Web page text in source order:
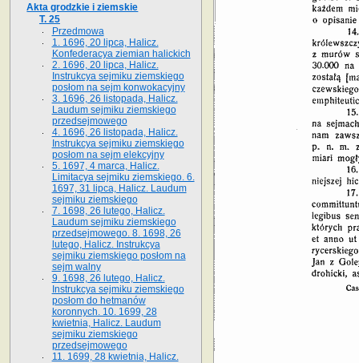
Akta grodzkie i ziemskie
T. 25
Przedmowa
1. 1696, 20 lipca, Halicz.
Konfederacya ziemian halickich
2. 1696, 20 lipca, Halicz.
Instrukcya sejmiku ziemskiego
posłom na sejm konwokacyjny
3. 1696, 26 listopada, Halicz.
Laudum sejmiku ziemskiego
przedsejmowego
4. 1696, 26 listopada, Halicz.
Instrukcya sejmiku ziemskiego
posłom na sejm elekcyjny
5. 1697, 4 marca, Halicz.
Limitacya sejmiku ziemskiego. 6.
1697, 31 lipca, Halicz. Laudum
sejmiku ziemskiego
7. 1698, 26 lutego, Halicz.
Laudum sejmiku ziemskiego
przedsejmowego. 8. 1698, 26
lutego, Halicz. Instrukcya
sejmiku ziemskiego posłom na
sejm walny
9. 1698, 26 lutego, Halicz.
Instrukcya sejmiku ziemskiego
posłom do hetmanów
koronnych. 10. 1699, 28
kwietnia, Halicz. Laudum
sejmiku ziemskiego
przedsejmowego
11. 1699, 28 kwietnia, Halicz.